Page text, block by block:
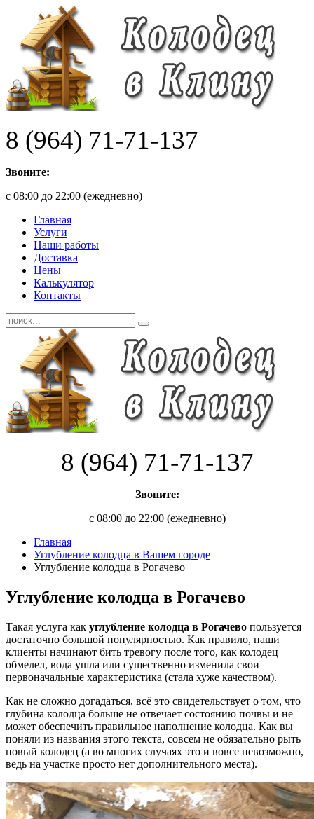
8 (964) 71-71-137
Звоните:
с 08:00 до 22:00 (ежедневно)
Главная
Услуги
Наши работы
Доставка
Цены
Калькулятор
Контакты
8 (964) 71-71-137
Звоните:
с 08:00 до 22:00 (ежедневно)
Главная
Углубление колодца в Вашем городе
Углубление колодца в Рогачево
Углубление колодца в Рогачево
Такая услуга как углубление колодца в Рогачево пользуется
достаточно большой популярностью. Как правило, наши
клиенты начинают бить тревогу после того, как колодец
обмелел, вода ушла или существенно изменила свои
первоначальные характеристика (стала хуже качеством).
Как не сложно догадаться, всё это свидетельствует о том, что
глубина колодца больше не отвечает состоянию почвы и не
может обеспечить правильное наполнение колодца. Как вы
поняли из названия этого текста, совсем не обязательно рыть
новый колодец (а во многих случаях это и вовсе невозможно,
ведь на участке просто нет дополнительного места).